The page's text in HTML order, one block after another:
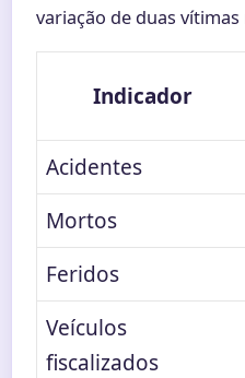
variação de duas
Indicador
Acidentes
Mortos
Feridos
Veículos
fiscalizados